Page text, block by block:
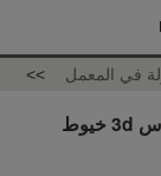
في المعمل >>
الألومنيوم النحاس والبرونز الأحمر النحاس النحاس 3d خيوط